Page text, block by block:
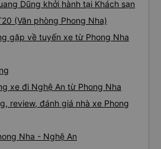
Dũng khởi hành tại Khách sạn
(Văn phòng Phong Nha)
gặp về tuyến xe từ Phong Nha
xe đi Nghệ An từ Phong Nha
review, đánh giá nhà xe Phong
Nha - Nghệ An